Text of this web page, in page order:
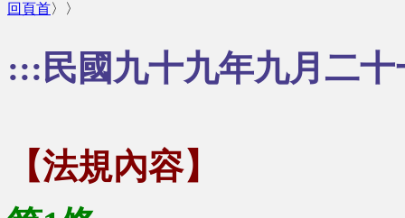
回頁首〉〉
:::民國九十九年九月二
【法規內容】